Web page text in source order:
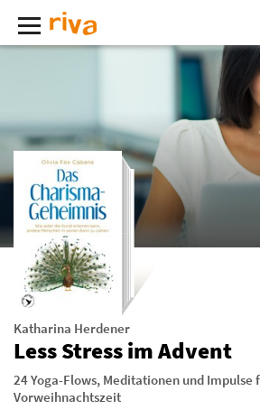
Katharina Herdener
Less Stress im Advent
24 Yoga-Flows, Meditationen und Impulse
Vorweihnachtszeit